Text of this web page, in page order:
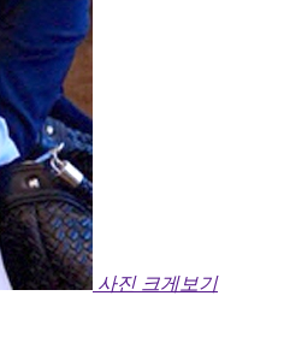
사진 크게보기